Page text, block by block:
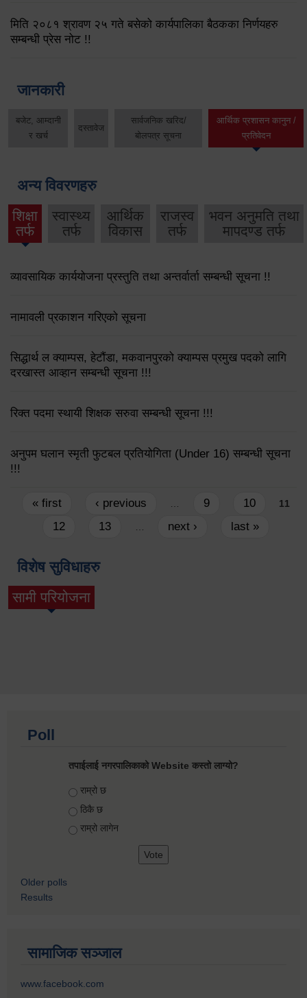
मिति २०८१ श्रावण २५ गते बसेको कार्यपालिका बैठकका निर्णयहरु
सम्बन्धी प्रेस नोट !!
जानकारी
बजेट, आम्दानी
र खर्च
दस्तावेज
सार्वजनिक खरिद/
बोलपत्र सूचना
आर्थिक प्रशासन कानुन /
प्रतिवेदन
अन्य विवरणहरु
शिक्षा
तर्फ
स्वास्थ्य
तर्फ
आर्थिक
विकास
राजस्व
तर्फ
भवन अनुमति तथा
मापदण्ड तर्फ
व्यावसायिक कार्ययोजना प्रस्तुति तथा अन्तर्वार्ता सम्बन्धी सूचना !!
नामावली प्रकाशन गरिएको सूचना
सिद्धार्थ ल क्याम्पस, हेटौंडा, मकवानपुरको क्याम्पस प्रमुख पदको लागि
दरखास्त आव्हान सम्बन्धी सूचना !!!
रिक्त पदमा स्थायी शिक्षक सरुवा सम्बन्धी सूचना !!!
अनुपम घलान स्मृती फुटबल प्रतियोगिता (Under 16) सम्बन्धी सूचना
!!!
Pages
« first ‹ previous 9 10 11
12 13 next › last »
विशेष सुविधाहरु
सामी परियोजना
(active tab)
Poll
तपाईलाई नगरपालिकाको Website कस्तो लाग्यो?
Choices
राम्रो छ
ठिकै छ
राम्रो लागेन
Older polls
Results
सामाजिक सञ्जाल
www.facebook.com